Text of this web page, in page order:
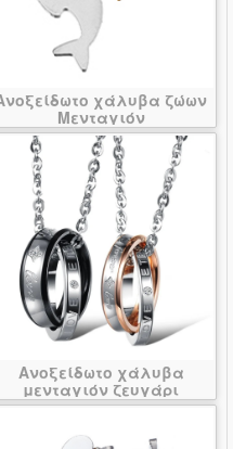
χάλυβα ζώων
Μενταγιόν
Ανοξείδωτο χάλυβα
μενταγιόν ζευγάρι